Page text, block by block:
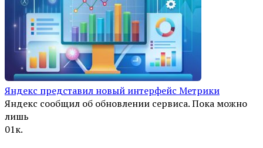
Яндекс представил новый интерфейс Метрики
Яндекс сообщил об обновлении сервиса. Пока можно
лишь
01к.